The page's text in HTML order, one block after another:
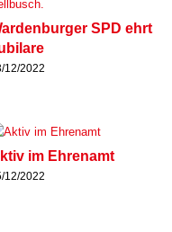
SPD ehrt
12/2022
im Ehren­amt
12/2022